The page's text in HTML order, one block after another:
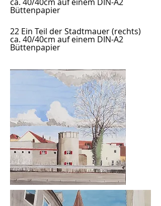
Büttenpapier
22 Ein Teil der Stadtmauer(rechts)
ca. 40/40cm auf einem DIN-A2
Büttenpapier